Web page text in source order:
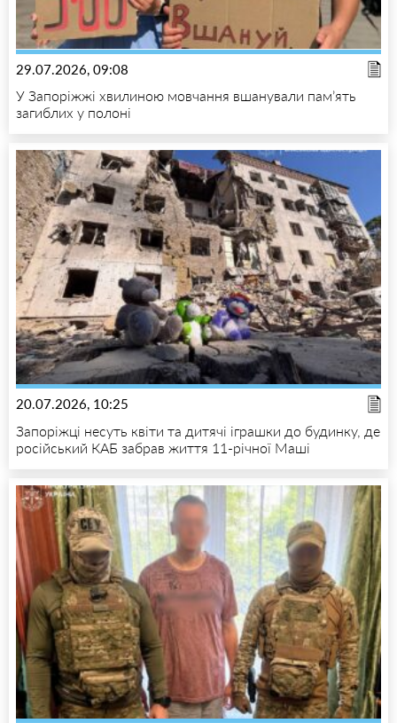
29.07.2026, 09:08
У Запоріжжі хвилиною мовчання вшанували пам’ять
загиблих у полоні
20.07.2026, 10:25
Запоріжці несуть квіти та дитячі іграшки до будинку, де
російський КАБ забрав життя 11-річної Маші